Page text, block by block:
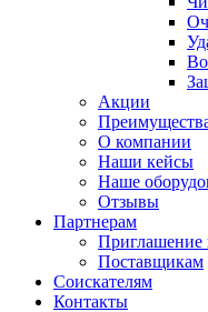
Акции
О компании
Наши кейсы
Наше
Отзывы
Партнерам
Приглашение
Поставщикам
Соискателям
Контакты